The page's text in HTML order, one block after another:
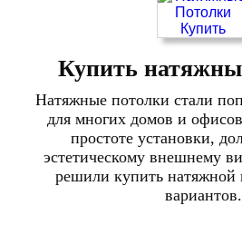
Купить
Натяжные потолки стали
для многих домов и офисов
простоте установки,
эстетическому внешнему
решили купить натяжной
вариантов.